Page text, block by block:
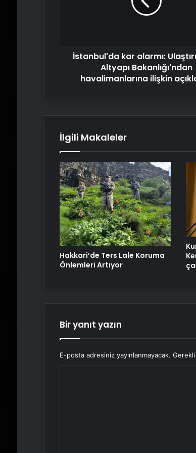
açıklamaİstanbul'da kar alarmı:
Altyapı Bakanlığı'ndan
havalimanlarına ilişkin
İlgili Makaleler
Hakkari’de Ters Lale Koruma
Önlemleri Artıyor
Bir yanıt yazın
E-posta adresiniz yayınlanmayacak.